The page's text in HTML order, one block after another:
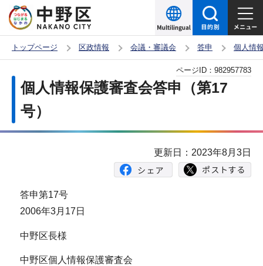
の
ー
トップページ 区政情報 会議・審議会 答申 個人情
か
個人情報保護審査会答申（第17
号）
ページID： 982957783
更新日：2023年8月3日
答申第17号
2006年3月17日
中野区長様
中野区個人情報保護審査会